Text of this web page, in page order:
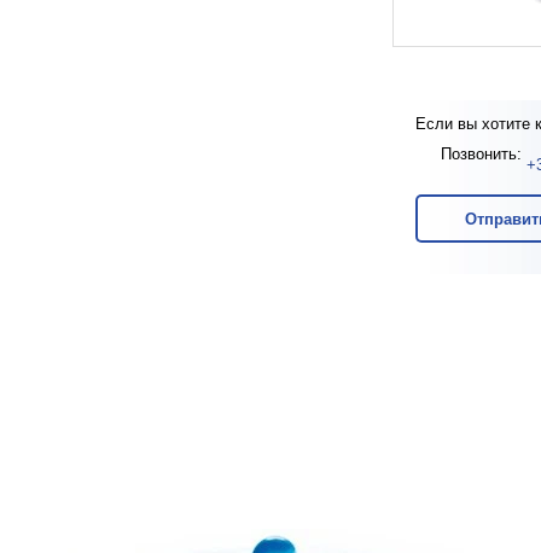
Если вы хотите
Позвонить: